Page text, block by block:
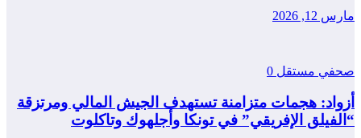
مارس 12, 2026
صحفي مستقل 0
أزواد: هجمات متزامنة تستهدف الجيش المالي ومرتزقة
“الفيلق الإفريقي” في تونكا وأجلهوك وتاكلوت